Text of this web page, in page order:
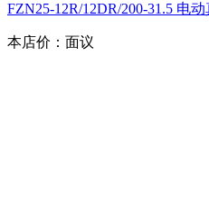
FZN25-12R/12DR/200-31.5 电
本店价： 面议